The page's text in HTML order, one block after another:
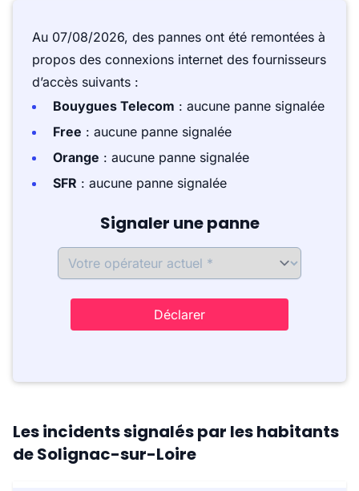
Au 07/08/2026, des pannes ont été remontées à
propos des connexions internet des fournisseurs
d’accès suivants :
Bouygues Telecom : aucune panne signalée
Free : aucune panne signalée
Orange : aucune panne signalée
SFR : aucune panne signalée
Signaler une panne
Déclarer
Les incidents signalés par les habitants
de Solignac-sur-Loire